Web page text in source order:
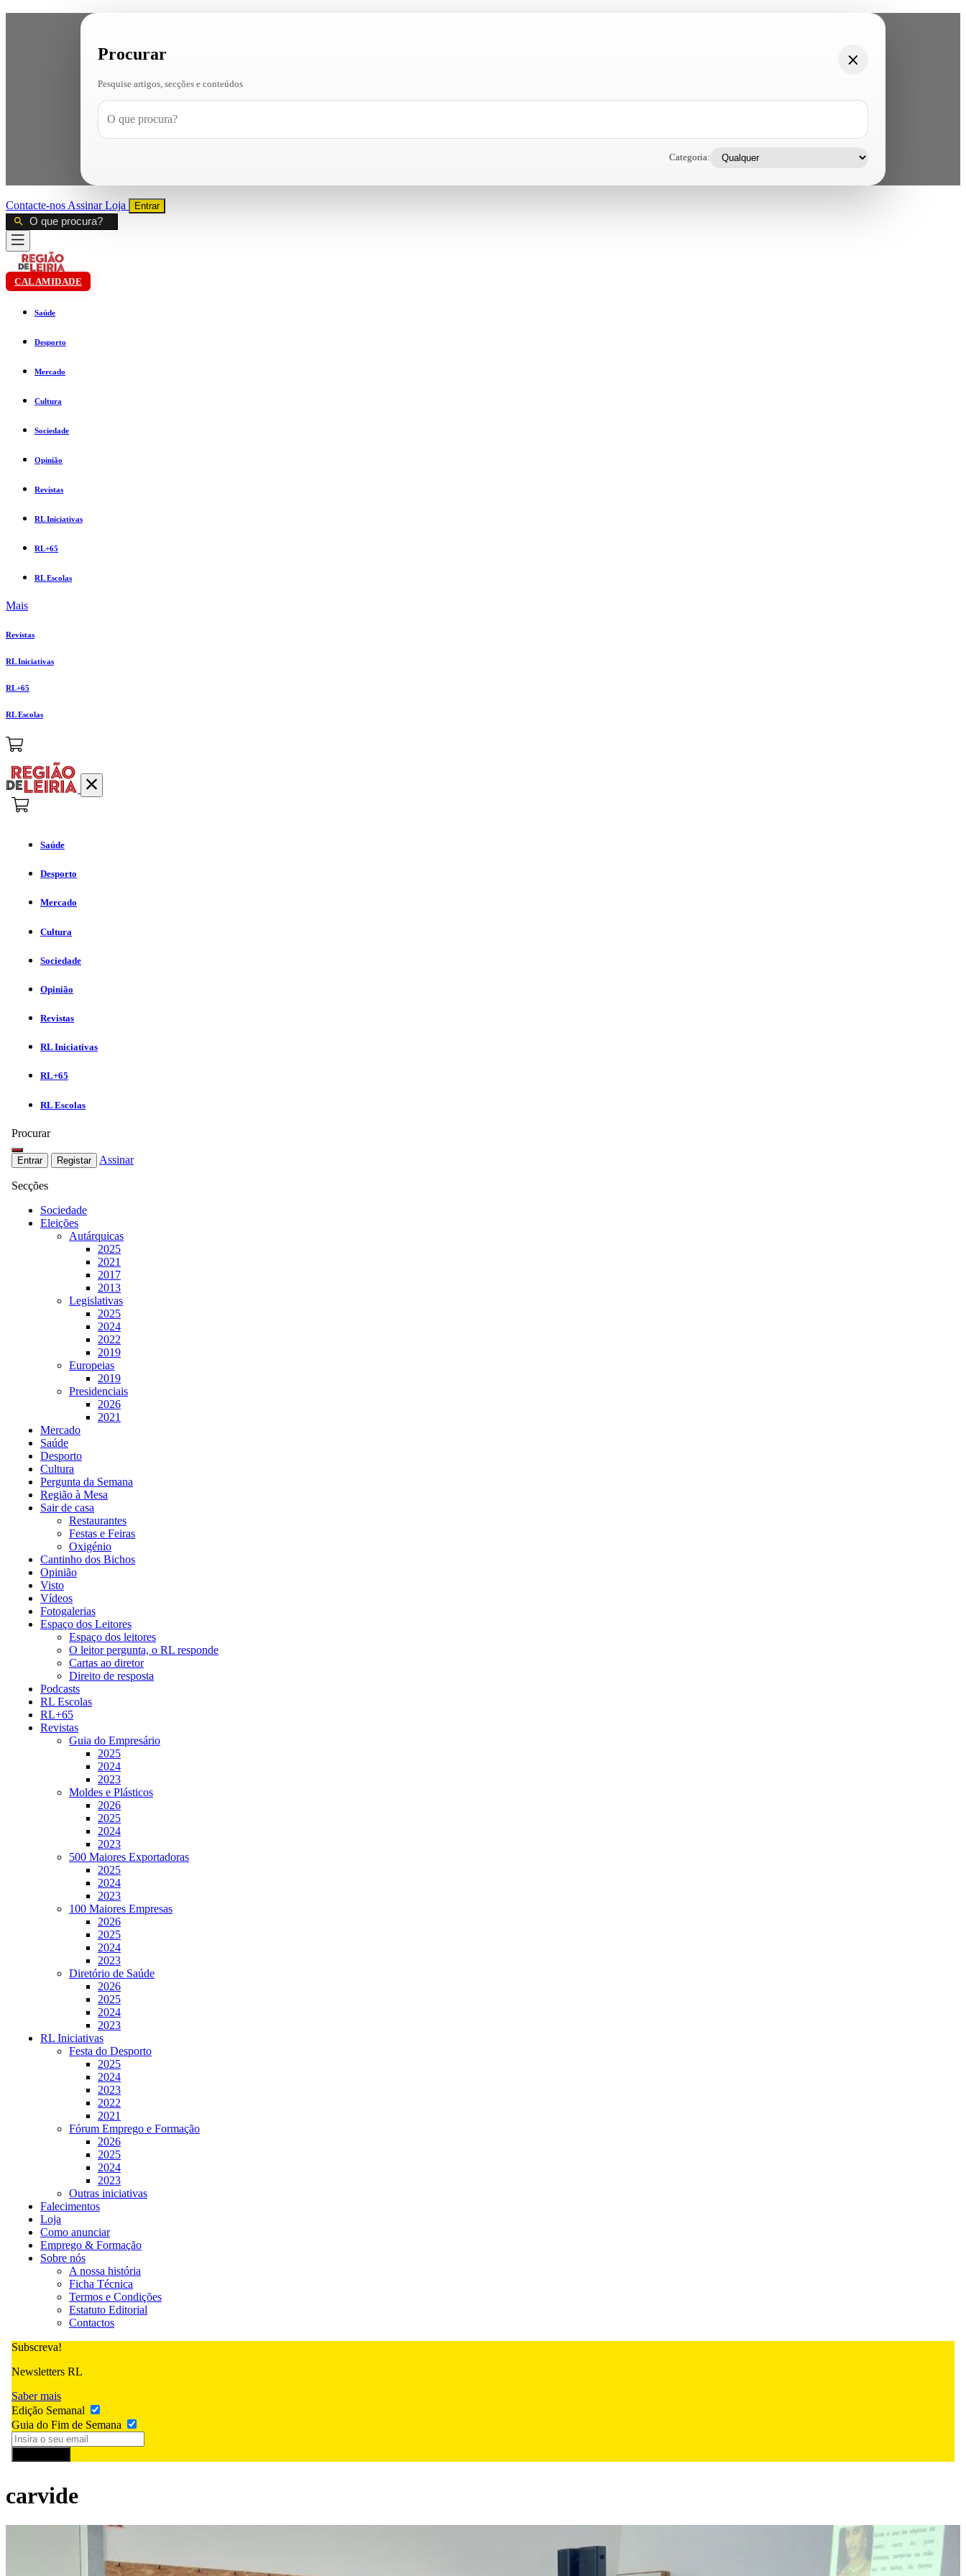
Procurar
Pesquise artigos, secções e conteúdos
Categoria:
Contacte-nos AssinarLoja Entrar
CALAMIDADE
Saúde
Desporto
Mercado
Cultura
Sociedade
Opinião
Revistas
RL Iniciativas
RL+65
RL Escolas
Mais
Revistas
RL Iniciativas
RL+65
RL Escolas
Saúde
Desporto
Mercado
Cultura
Sociedade
Opinião
Revistas
RL Iniciativas
RL+65
RL Escolas
Procurar
Entrar Registar Assinar
Secções
Sociedade
Eleições
Autárquicas
2025
2021
2017
2013
Legislativas
2025
2024
2022
2019
Europeias
2019
Presidenciais
2026
2021
Mercado
Saúde
Desporto
Cultura
Pergunta da Semana
Região à Mesa
Sair de casa
Restaurantes
Festas e Feiras
Oxigénio
Cantinho dos Bichos
Opinião
Visto
Vídeos
Fotogalerias
Espaço dos Leitores
Espaço dos leitores
O leitor pergunta, o RL responde
Cartas ao diretor
Direito de resposta
Podcasts
RL Escolas
RL+65
Revistas
Guia do Empresário
2025
2024
2023
Moldes e Plásticos
2026
2025
2024
2023
500 Maiores Exportadoras
2025
2024
2023
100 Maiores Empresas
2026
2025
2024
2023
Diretório de Saúde
2026
2025
2024
2023
RL Iniciativas
Festa do Desporto
2025
2024
2023
2022
2021
Fórum Emprego e Formação
2026
2025
2024
2023
Outras iniciativas
Falecimentos
Loja
Como anunciar
Emprego & Formação
Sobre nós
A nossa história
Ficha Técnica
Termos e Condições
Estatuto Editorial
Contactos
Subscreva!
Newsletters RL
Saber mais
Edição Semanal
Guia do Fim de Semana
carvide